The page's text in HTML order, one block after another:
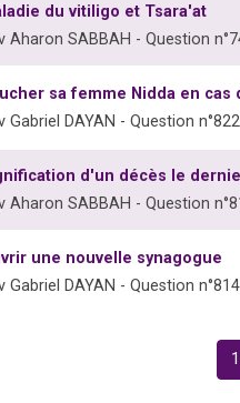
du vitiligo et Tsara'at
Aharon SABBAH - Question
sa femme Nidda en cas
Gabriel DAYAN - Question
d'un décès le
Aharon SABBAH - Question
une nouvelle synagogue
Gabriel DAYAN - Question
1